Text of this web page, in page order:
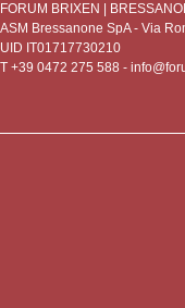
FORUM BRIXEN |
ASM Bressanone SpA - Via
UID IT01717730210
T +39 0472 275 588 -